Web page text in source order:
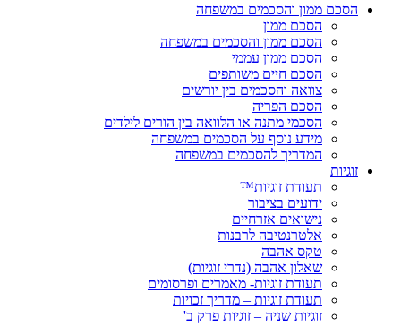
הסכם ממון והסכמים במשפחה
הסכם ממון
הסכם ממון והסכמים במשפחה
הסכם ממון עממי
הסכם חיים משותפים
צוואה והסכמים בין יורשים
הסכם הפריה
הסכמי מתנה או הלוואה בין הורים לילדים
מידע נוסף על הסכמים במשפחה
המדריך להסכמים במשפחה
זוגיות
תעודת זוגיות™
ידועים בציבור
נישואים אזרחיים
אלטרנטיבה לרבנות
טקס אהבה
שאלון אהבה (נדרי זוגיות)
תעודת זוגיות- מאמרים ופרסומים
תעודת זוגיות – מדריך זכויות
זוגיות שניה – זוגיות פרק ב'